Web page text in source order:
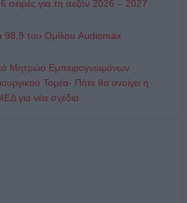
σειρές για τη σεζόν 2026 – 2027
98,9 του Ομίλου Audiomax
Μητρώο Εμπειρογνωμόνων
Τομέα- Πότε θα ανοίγει η
για νέα σχέδια